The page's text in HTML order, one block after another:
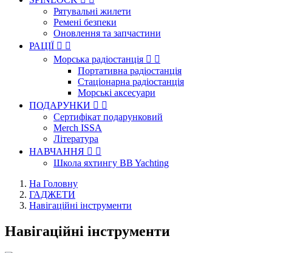
Рятувальні жилети
Ремені безпеки
Оновлення та запчастини
РАЦІЇ  
Морська радіостанція  
Портативна радіостанція
Стаціонарна радіостанція
Морські аксесуари
ПОДАРУНКИ  
Сертифікат подарунковий
Merch ISSA
Література
НАВЧАННЯ  
Школа яхтингу BB Yachting
На Головну
ГАДЖЕТИ
Навігаційні інструменти
Навігаційні інструменти